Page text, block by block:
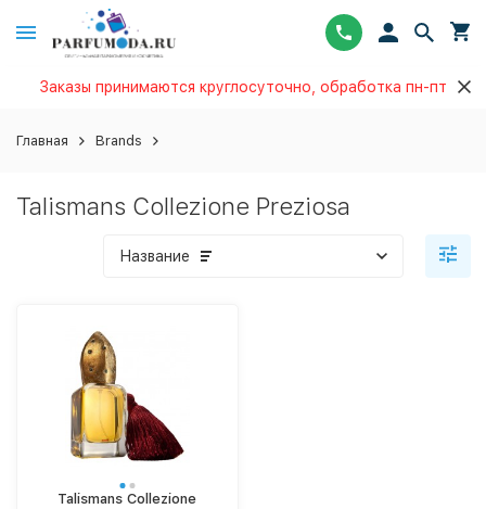
Заказы принимаются круглосуточно, обработка пн-пт
Главная Brands
Talismans Collezione Preziosa
Название
Talismans Collezione